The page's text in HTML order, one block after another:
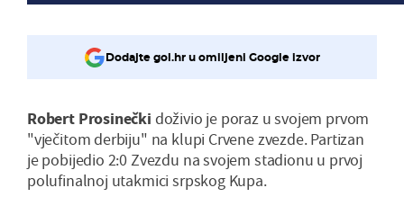
Dodajte gol.hr u omiljeni Google izvor
Robert Prosinečki doživio je poraz u svojem prvom
"vječitom derbiju" na klupi Crvene zvezde. Partizan
je pobijedio 2:0 Zvezdu na svojem stadionu u prvoj
polufinalnoj utakmici srpskog Kupa.